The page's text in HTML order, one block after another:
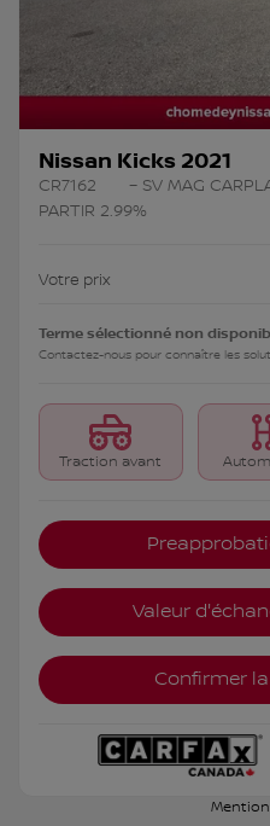
Nissan Kicks 2021
CR7162
– SV MAG
PARTIR 2.99%
Votre prix
Terme sélectionné non
Contactez-nous pour connaître les
Traction avant
Valeur
Confirmer